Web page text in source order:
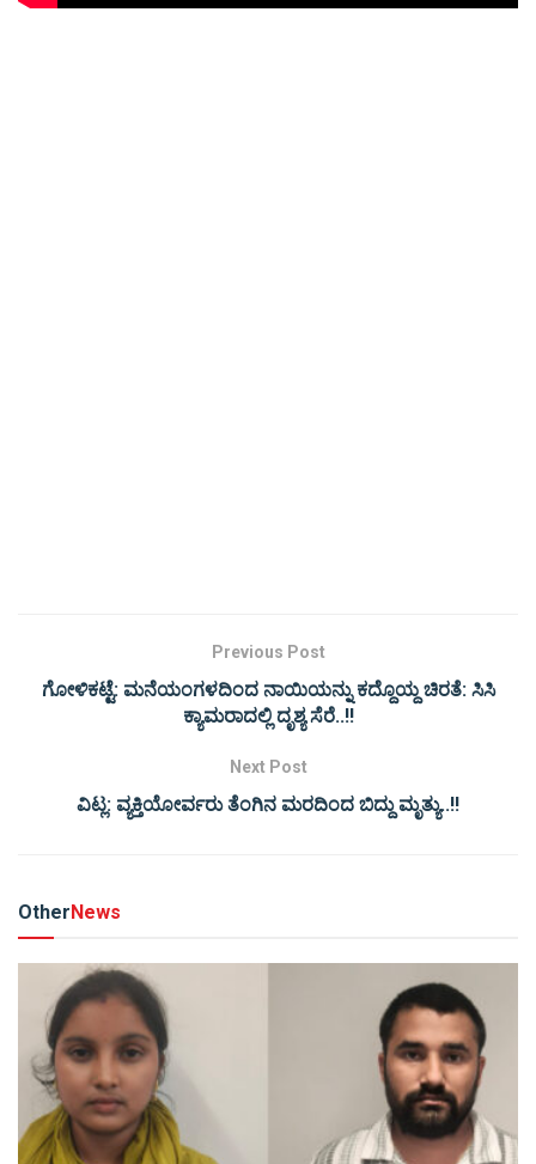
Previous Post
ಗೋಳಿಕಟ್ಟೆ: ಮನೆಯಂಗಳದಿಂದ ನಾಯಿಯನ್ನು ಕದ್ದೊಯ್ದ ಚಿರತೆ: ಸಿಸಿ
ಕ್ಯಾಮರಾದಲ್ಲಿ ದೃಶ್ಯ ಸೆರೆ..!!
Next Post
ವಿಟ್ಲ: ವ್ಯಕ್ತಿಯೋರ್ವರು ತೆಂಗಿನ ಮರದಿಂದ ಬಿದ್ದು ಮೃತ್ಯು..!!
OtherNews